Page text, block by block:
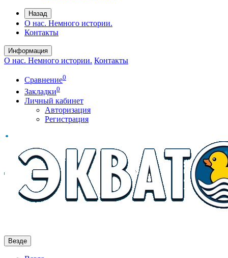
Назад
О нас. Немного истории.
Контакты
Информация
О нас. Немного истории. Контакты
Сравнение0
Закладки0
Личный кабинет
Авторизация
Регистрация
Везде